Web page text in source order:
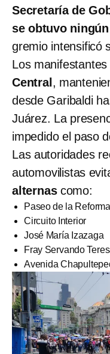
Secretaría de
se obtuvo
gremio intensificó
Los
Central ,
desde Garibaldi
Juárez. La
impedido el paso
Las autoridades
automovilistas
alternas como:
Paseo de la Reforma
Circuito Interior
José María Izazaga
Fray Servando
Avenida